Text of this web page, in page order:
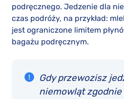
podręcznego. Jedzenie dla
czas podróży, na przykład:
jest ograniczone limitem
bagażu podręcznym.
Gdy przewozisz
niemowląt zgodnie